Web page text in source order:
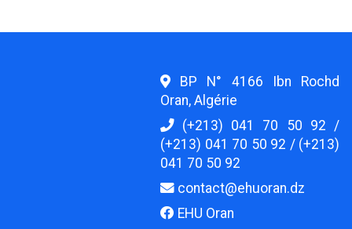
BP N° 4166 Ibn Rochd
Oran, Algérie
(+213) 041 70 50 92 /
(+213) 041 70 50 92 / (+213)
041 70 50 92
contact@ehuoran.dz
EHU Oran